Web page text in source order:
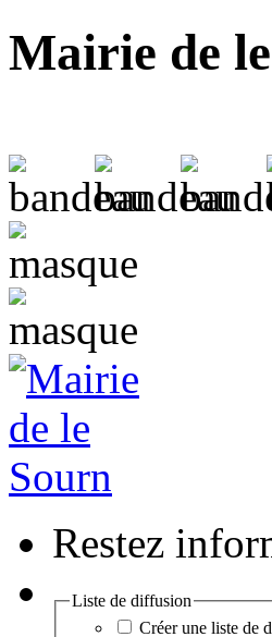
Mairie de
Restez
Liste de diffusion
Créer une liste de